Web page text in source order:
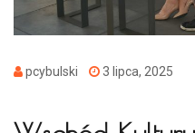
pcybulski 3 lipca, 2025